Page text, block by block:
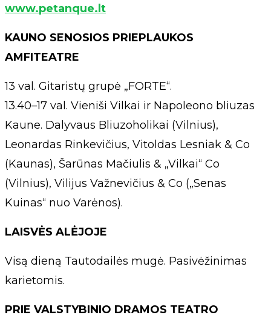
www.petanque.lt
KAUNO SENOSIOS PRIEPLAUKOS
AMFITEATRE
13 val. Gitaristų grupė „FORTE“.
13.40–17 val. Vieniši Vilkai ir Napoleono bliuzas
Kaune. Dalyvaus Bliuzoholikai (Vilnius),
Leonardas Rinkevičius, Vitoldas Lesniak & Co
(Kaunas), Šarūnas Mačiulis & „Vilkai“ Co
(Vilnius), Vilijus Važnevičius & Co („Senas
Kuinas“ nuo Varėnos).
LAISVĖS ALĖJOJE
Visą dieną Tautodailės mugė. Pasivėžinimas
karietomis.
PRIE VALSTYBINIO DRAMOS TEATRO